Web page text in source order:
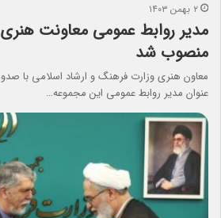
۲ بهمن ۱۴۰۳
مدیر روابط عمومی معاونت هنری
منصوب شد
معاون هنری وزارت فرهنگ و ارشاد اسلامی با
عنوان مدیر روابط عمومی این مجموعه…